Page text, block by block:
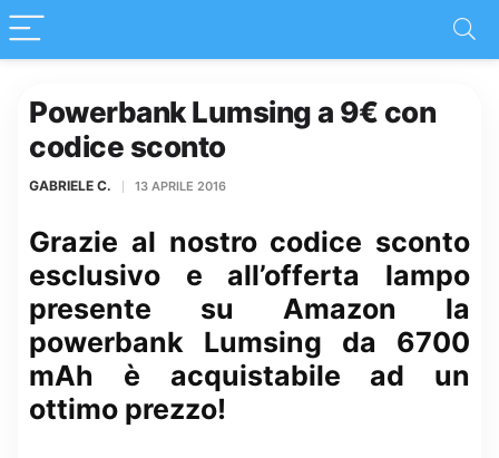
Powerbank Lumsing a 9€ con
codice sconto
GABRIELE C. 13 APRILE 2016
Grazie al nostro codice sconto
esclusivo e all’offerta lampo
presente su Amazon la
powerbank Lumsing da 6700
mAh è acquistabile ad un
ottimo prezzo!